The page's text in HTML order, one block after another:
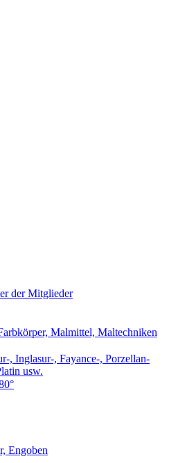
der Mitglieder
Malmittel, Maltechniken
Inglasur-, Fayance-, Porzellan-
usw.
Engoben